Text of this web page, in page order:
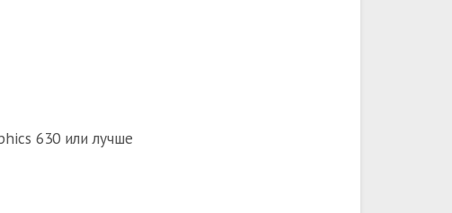
630 или лучше